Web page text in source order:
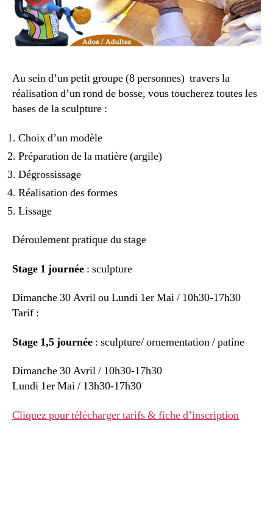
Au sein d’un petit groupe (8 personnes) travers la
réalisation d’un rond de bosse, vous toucherez toutes les
bases de la sculpture :
Choix d’un modèle
Préparation de la matière (argile)
Dégrossissage
Réalisation des formes
Lissage
Déroulement pratique du stage
Stage 1 journée : sculpture
Dimanche 30 Avril ou Lundi 1er Mai / 10h30-17h30
Tarif :
Stage 1,5 journée : sculpture/ ornementation / patine
Dimanche 30 Avril / 10h30-17h30
Lundi 1er Mai / 13h30-17h30
Cliquez pour télécharger tarifs & fiche d’inscription